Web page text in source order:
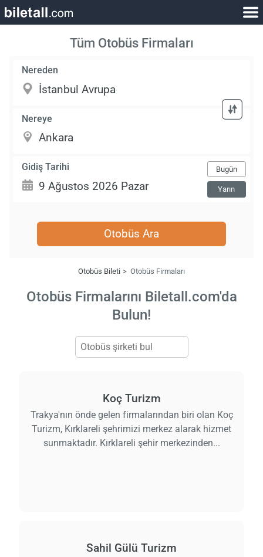
Tüm Otobüs Firmaları
Nereden
Nereye
Gidiş Tarihi Bugün
Yarın
Otobüs Ara
Otobüs Bileti Otobüs Firmaları
Otobüs Firmalarını Biletall.com'da
Bulun!
Koç Turizm
Trakya'nın önde gelen firmalarından biri olan Koç
Turizm, Kırklareli şehrimizi merkez alarak hizmet
sunmaktadır. Kırklareli şehir merkezinden...
Sahil Gülü Turizm